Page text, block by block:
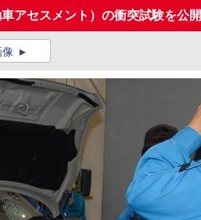
アセスメント）の衝突試験を公開